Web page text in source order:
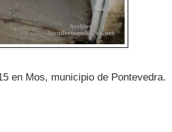
en Mos, municipio de Pontevedra.